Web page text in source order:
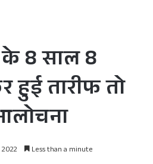
के 8 साल 8
तारीफ तो
Less than a minute